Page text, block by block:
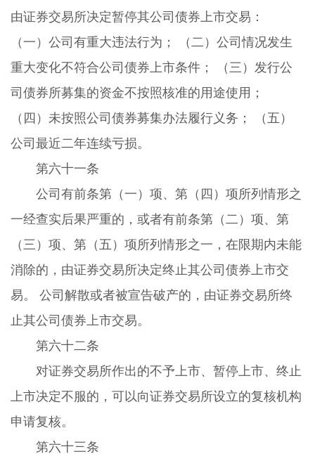
由证券交易所决定暂停其公司债券上市交易：
（一）公司有重大违法行为； （二）公司情况发生
重大变化不符合公司债券上市条件； （三）发行公
司债券所募集的资金不按照核准的用途使用；
（四）未按照公司债券募集办法履行义务； （五）
公司最近二年连续亏损。
第六十一条
公司有前条第（一）项、第（四）项所列情形之
一经查实后果严重的，或者有前条第（二）项、第
（三）项、第（五）项所列情形之一，在限期内未能
消除的，由证券交易所决定终止其公司债券上市交
易。 公司解散或者被宣告破产的，由证券交易所终
止其公司债券上市交易。
第六十二条
对证券交易所作出的不予上市、暂停上市、终止
上市决定不服的，可以向证券交易所设立的复核机构
申请复核。
第六十三条